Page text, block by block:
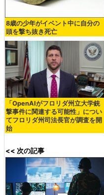
8歳の少年がイベント中に自分の
頭を撃ち抜き死亡
「OpenAIがフロリダ州立大学銃
撃事件に関連する可能性」につい
てフロリダ州司法長官が調査を開
始
<< 次の記事